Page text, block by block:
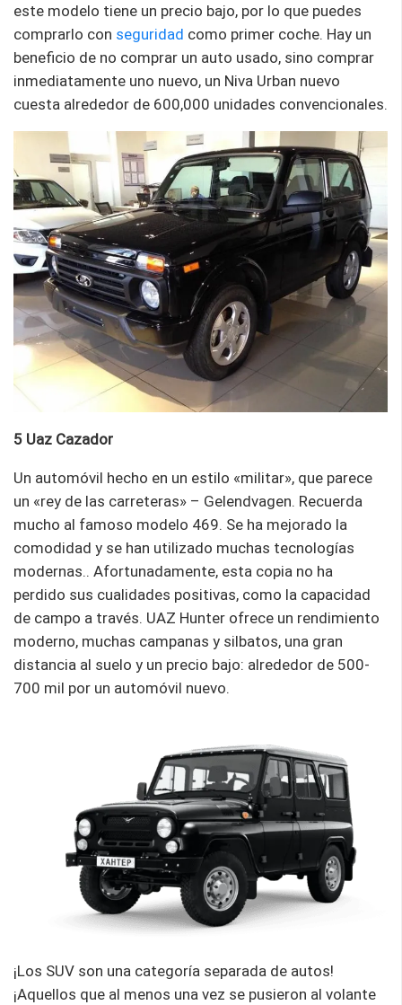
este modelo tiene un precio bajo, por lo que puedes
comprarlo con seguridad como primer coche. Hay un
beneficio de no comprar un auto usado, sino comprar
inmediatamente uno nuevo, un Niva Urban nuevo
cuesta alrededor de 600,000 unidades convencionales.
5 Uaz Cazador
Un automóvil hecho en un estilo «militar», que parece
un «rey de las carreteras» – Gelendvagen. Recuerda
mucho al famoso modelo 469. Se ha mejorado la
comodidad y se han utilizado muchas tecnologías
modernas.. Afortunadamente, esta copia no ha
perdido sus cualidades positivas, como la capacidad
de campo a través. UAZ Hunter ofrece un rendimiento
moderno, muchas campanas y silbatos, una gran
distancia al suelo y un precio bajo: alrededor de 500-
700 mil por un automóvil nuevo.
¡Los SUV son una categoría separada de autos!
¡Aquellos que al menos una vez se pusieron al volante